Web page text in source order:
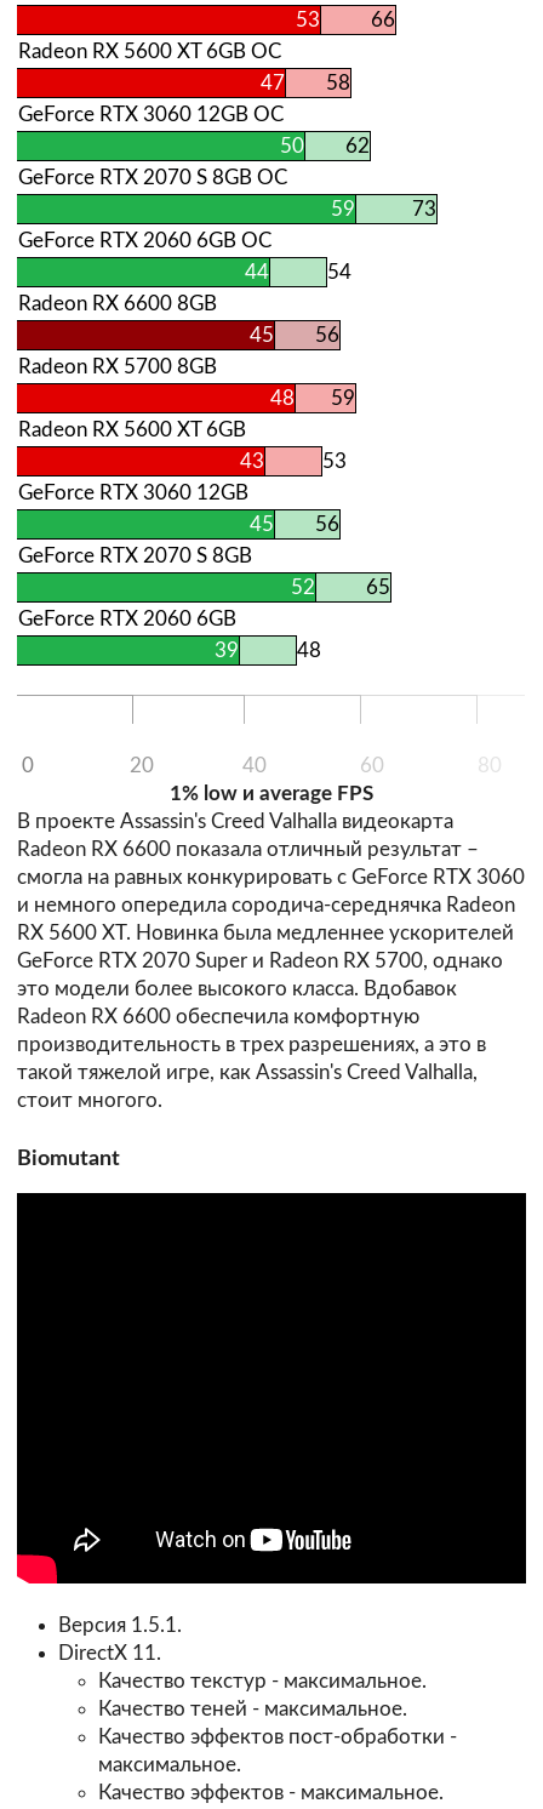
53
66
Radeon RX 5600 XT 6GB OC
47
58
GeForce RTX 3060 12GB OC
50
62
GeForce RTX 2070 S 8GB OC
59
73
GeForce RTX 2060 6GB OC
44
54
Radeon RX 6600 8GB
45
56
Radeon RX 5700 8GB
48
59
Radeon RX 5600 XT 6GB
43
53
GeForce RTX 3060 12GB
45
56
GeForce RTX 2070 S 8GB
52
65
GeForce RTX 2060 6GB
39
48
0 20 40 60
80
1% low и average FPS
В проекте Assassin's Creed Valhalla видеокарта
Radeon RX 6600 показала отличный результат –
смогла на равных конкурировать с GeForce RTX 3060
и немного опередила сородича-середнячка Radeon
RX 5600 XT. Новинка была медленнее ускорителей
GeForce RTX 2070 Super и Radeon RX 5700, однако
это модели более высокого класса. Вдобавок
Radeon RX 6600 обеспечила комфортную
производительность в трех разрешениях, а это в
такой тяжелой игре, как Assassin's Creed Valhalla,
стоит многого.
Biomutant
Версия 1.5.1.
DirectX 11.
Качество текстур - максимальное.
Качество теней - максимальное.
Качество эффектов пост-обработки -
максимальное.
Качество эффектов - максимальное.